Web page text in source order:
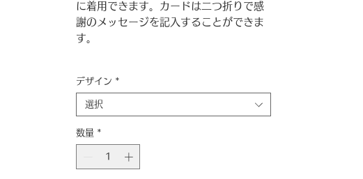
に着用できます。カードは二つ折りで感
謝のメッセージを記入することができま
す。
デザイン *
選択
数量 *